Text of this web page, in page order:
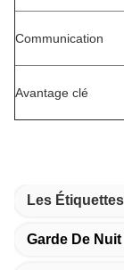
Communication
Avantage clé
Les
Garde De